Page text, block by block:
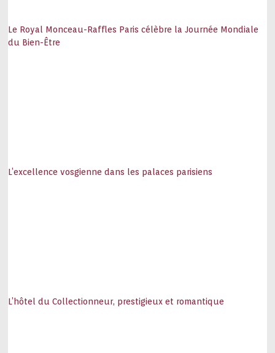
Le Royal Monceau-Raffles Paris célèbre la Journée Mondiale
du Bien-Être
L’excellence vosgienne dans les palaces parisiens
L’hôtel du Collectionneur, prestigieux et romantique